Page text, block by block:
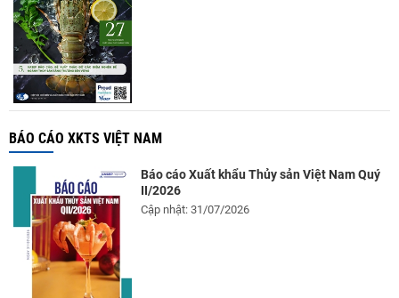
BÁO CÁO XKTS VIỆT NAM
Báo cáo Xuất khẩu Thủy sản Việt Nam Quý
II/2026
Cập nhật: 31/07/2026